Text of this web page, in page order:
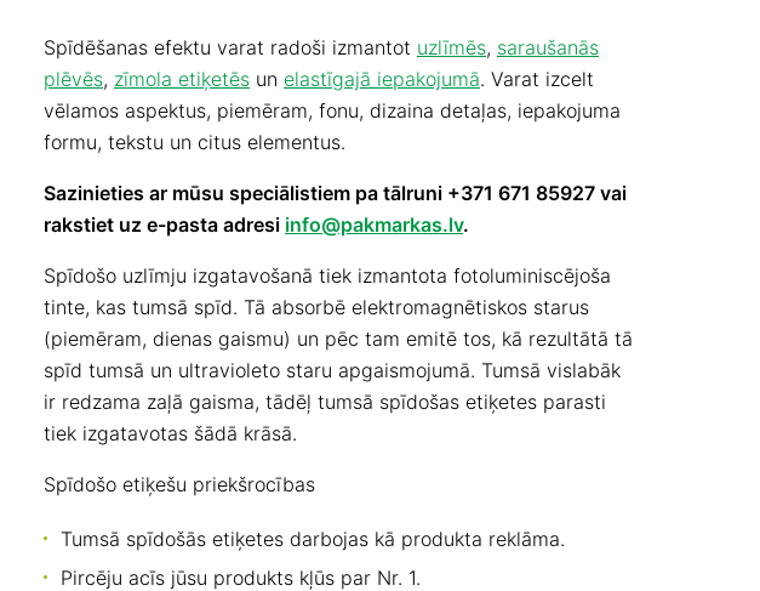
Spīdēšanas efektu varat radoši izmantot uzlīmēs, saraušanās
plēvēs, zīmola etiķetēs un elastīgajā iepakojumā. Varat izcelt
vēlamos aspektus, piemēram, fonu, dizaina detaļas, iepakojuma
formu, tekstu un citus elementus.
Sazinieties ar mūsu speciālistiem pa tālruni +371 671 85927 vai
rakstiet uz e-pasta adresi info@pakmarkas.lv.
Spīdošo uzlīmju izgatavošanā tiek izmantota fotoluminiscējoša
tinte, kas tumsā spīd. Tā absorbē elektromagnētiskos starus
(piemēram, dienas gaismu) un pēc tam emitē tos, kā rezultātā tā
spīd tumsā un ultravioleto staru apgaismojumā. Tumsā vislabāk
ir redzama zaļā gaisma, tādēļ tumsā spīdošas etiķetes parasti
tiek izgatavotas šādā krāsā.
Spīdošo etiķešu priekšrocības
Tumsā spīdošās etiķetes darbojas kā produkta reklāma.
Pircēju acīs jūsu produkts kļūs par Nr. 1.